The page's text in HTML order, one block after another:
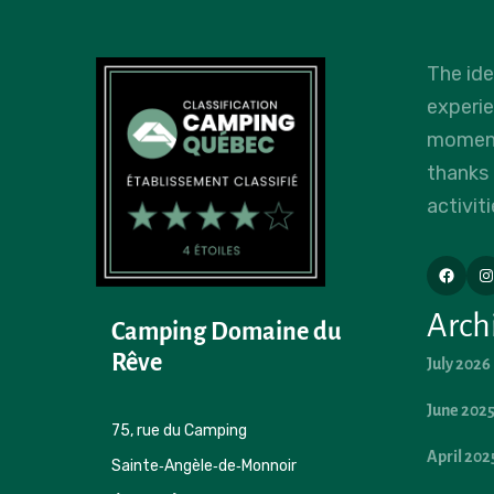
The
thanks
Camping Domaine du
Rêve
75, rue du Camping
Sainte‑Angèle‑de‑Monnoir
July 2026
June 2025
April